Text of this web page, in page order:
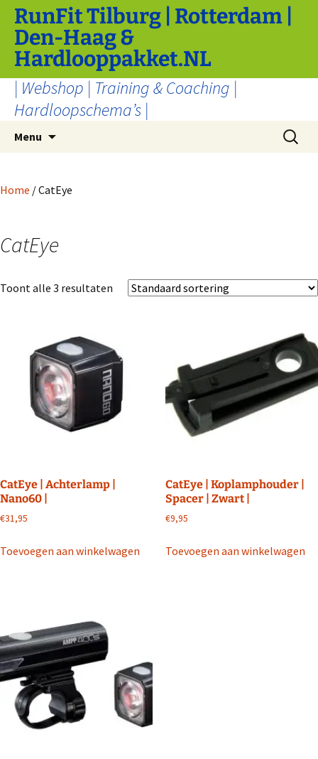
naar
inhoud
RunFit Tilburg | Rotterdam |
Den-Haag &
Hardlooppakket.NL
| Webshop | Training & Coaching |
Hardloopschema’s |
Menu
Zoeken
naar:
Home / CatEye
CatEye
Toont alle 3 resultaten
CatEye | Achterlamp |
Nano60 |
€31,95
Toevoegen aan winkelwagen
CatEye | Koplamphouder |
Spacer | Zwart |
€9,95
Toevoegen aan winkelwagen